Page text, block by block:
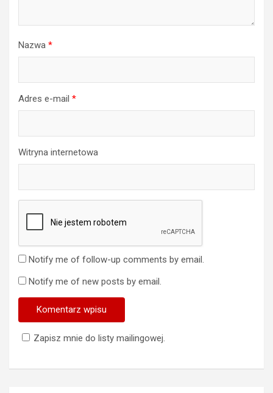
Nazwa *
Adres e-mail *
Witryna internetowa
Notify me of follow-up comments by email.
Notify me of new posts by email.
Zapisz mnie do listy mailingowej.